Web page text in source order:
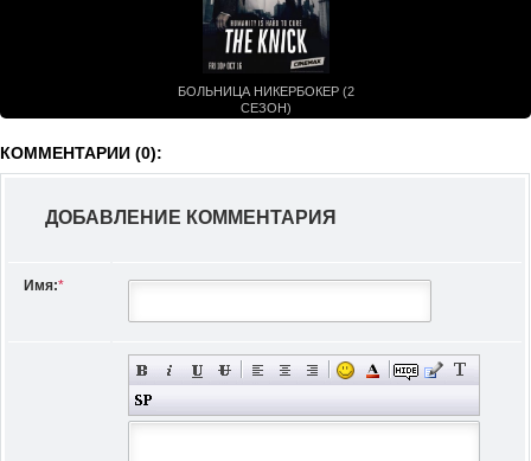
БОЛЬНИЦА НИКЕРБОКЕР (2
СЕЗОН)
КОММЕНТАРИИ (0):
ДОБАВЛЕНИЕ КОММЕНТАРИЯ
Имя:*